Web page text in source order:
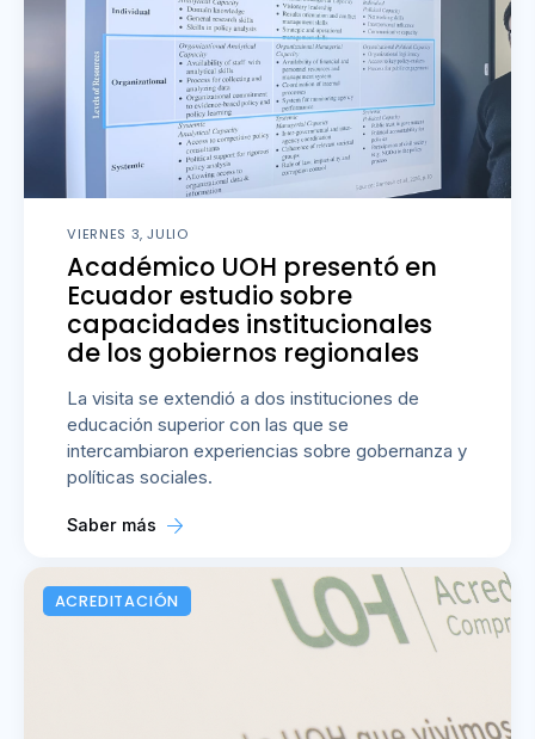
VIERNES 3, JULIO
Académico UOH presentó en
Ecuador estudio sobre
capacidades institucionales
de los gobiernos regionales
La visita se extendió a dos instituciones de
educación superior con las que se
intercambiaron experiencias sobre gobernanza y
políticas sociales.
Saber más
ACREDITACIÓN